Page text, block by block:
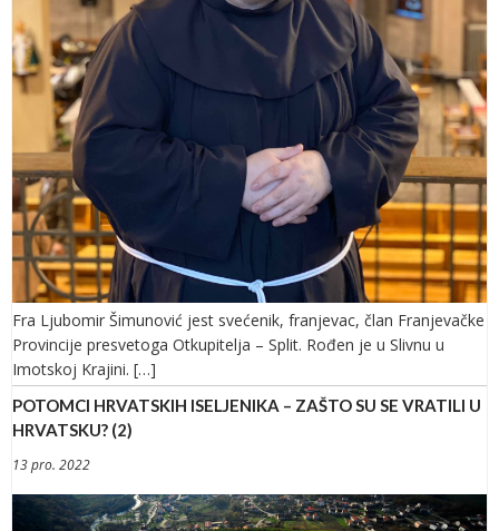
Fra Ljubomir Šimunović jest svećenik, franjevac, član Franjevačke
Provincije presvetoga Otkupitelja – Split. Rođen je u Slivnu u
Imotskoj Krajini. […]
POTOMCI HRVATSKIH ISELJENIKA – ZAŠTO SU SE VRATILI U
HRVATSKU? (2)
13 pro. 2022